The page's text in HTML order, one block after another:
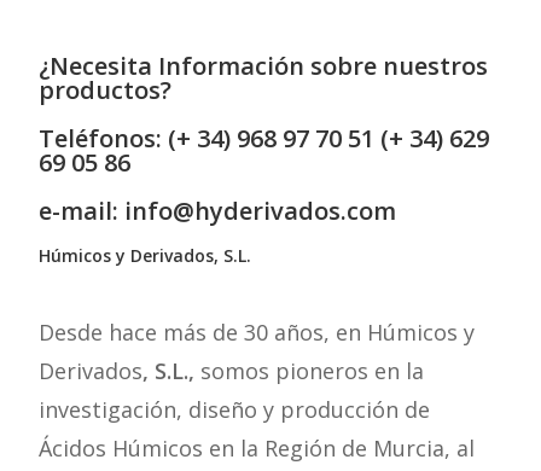
¿Necesita Información sobre nuestros
productos?
Teléfonos: (+ 34) 968 97 70 51 (+ 34) 629
69 05 86
e-mail: info@hyderivados.com
Húmicos y Derivados, S.L.
Desde hace más de 30 años, en Húmicos y
Derivados, S.L., somos pioneros en la
investigación, diseño y producción de
Ácidos Húmicos en la Región de Murcia, al